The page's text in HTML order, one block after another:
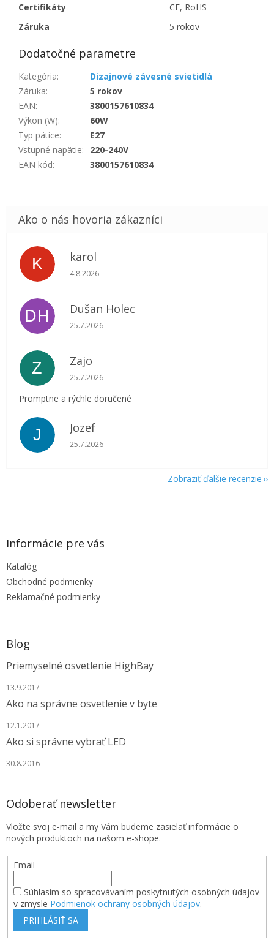
Certifikáty
CE, RoHS
Záruka
5 rokov
Dodatočné parametre
Kategória:
Dizajnové závesné svietidlá
Záruka:
5 rokov
EAN:
3800157610834
Výkon (W):
60W
Typ pätice:
E27
Vstupné napätie:
220-240V
EAN kód: 3800157610834
K karol
Hodnotenie obchodu je 5 z 5 hviezdičiek.
4.8.2026
DH Dušan Holec
Hodnotenie obchodu je 5 z 5 hviezdičiek.
25.7.2026
Z Zajo
Hodnotenie obchodu je 5 z 5 hviezdičiek.
25.7.2026
Promptne a rýchle doručené
J Jozef
Hodnotenie obchodu je 5 z 5 hviezdičiek.
25.7.2026
Zobraziť ďalšie recenzie
Z
Informácie pre vás
Katalóg
Obchodné podmienky
Reklamačné podmienky
Blog
Priemyselné osvetlenie HighBay
13.9.2017
Ako na správne osvetlenie v byte
12.1.2017
Ako si správne vybrať LED
30.8.2016
Odoberať newsletter
Vložte svoj e-mail a my Vám budeme zasielať informácie o
nových produktoch na našom e-shope.
Email
Súhlasím so spracovávaním poskytnutých osobných údajov
v zmysle Podmienok ochrany osobných údajov.
PRIHLÁSIŤ SA